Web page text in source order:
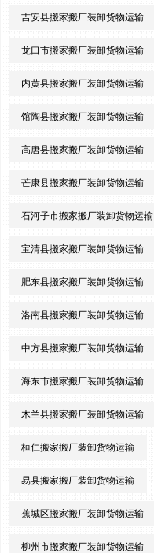
吉安县搬家搬厂装卸货物运输
龙口市搬家搬厂装卸货物运输
内黄县搬家搬厂装卸货物运输
馆陶县搬家搬厂装卸货物运输
高唐县搬家搬厂装卸货物运输
芒康县搬家搬厂装卸货物运输
石河子市搬家搬厂装卸货物运输
宝清县搬家搬厂装卸货物运输
肥东县搬家搬厂装卸货物运输
洛南县搬家搬厂装卸货物运输
中方县搬家搬厂装卸货物运输
海东市搬家搬厂装卸货物运输
木兰县搬家搬厂装卸货物运输
桓仁搬家搬厂装卸货物运输
易县搬家搬厂装卸货物运输
蕉城区搬家搬厂装卸货物运输
柳州市搬家搬厂装卸货物运输